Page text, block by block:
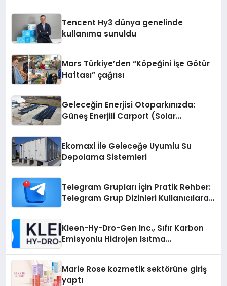
Tencent Hy3 dünya genelinde
kullanıma sunuldu
Mars Türkiye’den “Köpeğini İşe Götür
Haftası” çağrısı
Geleceğin Enerjisi Otoparkınızda:
Güneş Enerjili Carport (Solar
Ekomaxi İle Geleceğe Uyumlu Su
Depolama Sistemleri
Telegram Grupları İçin Pratik Rehber:
Telegram Grup Dizinleri Kullanıcılara
Kleen-Hy-Dro-Gen Inc., Sıfır Karbon
Emisyonlu Hidrojen Isıtma
Marie Rose kozmetik sektörüne giriş
yaptı